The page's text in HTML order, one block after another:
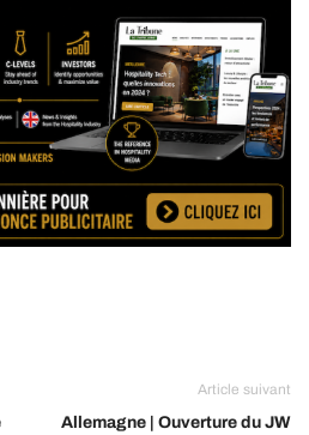
Article suivant
Allemagne | Ouverture du JW